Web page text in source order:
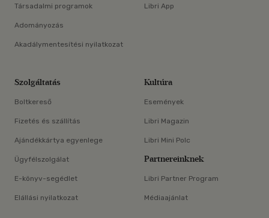
Társadalmi programok
Adományozás
Akadálymentesítési nyilatkozat
Libri App
Szolgáltatás
Boltkereső
Fizetés és szállítás
Ajándékkártya egyenlege
Ügyfélszolgálat
E-könyv-segédlet
Elállási nyilatkozat
Kultúra
Események
Libri Magazin
Libri Mini Polc
Partnereinknek
Libri Partner Program
Médiaajánlat